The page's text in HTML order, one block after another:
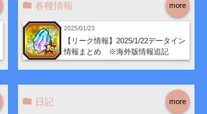
more
各種情報
2025/01/23
【リーク情報】2025/1/22データイン
情報まとめ ※海外版情報追記
more
日記